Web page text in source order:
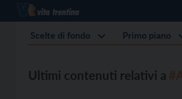
Scelte di fondo Primo piano
Ultimi contenuti relativi a